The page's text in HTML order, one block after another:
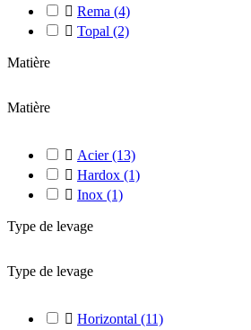
 Rema (4)
 Topal (2)
Matière
Matière
 Acier(13)
 Hardox (1)
 Inox (1)
Type de levage
Type de levage
 Horizontal (11)